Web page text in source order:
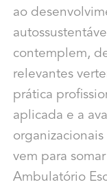
ao
contemplem,
relevantes
prática
aplicada e a
vem para
Ambulatório